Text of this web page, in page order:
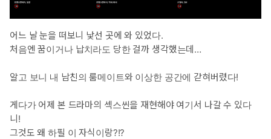
어느 날 눈을 떠보니 낯선 곳에 와 있었다.
처음엔 꿈이거나 납치라도 당한 걸까 생각했는데…
알고 보니 내 남친의 룸메이트와 이상한 공간에 갇혀버렸다!
게다가 어제 본 드라마의 섹스씬을 재현해야 여기서 나갈 수 있다
니!
그것도 왜 하필 이 자식이랑?!?